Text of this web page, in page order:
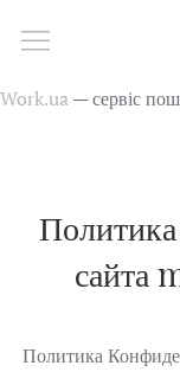
Work.ua— сервіс
сайта
Политика